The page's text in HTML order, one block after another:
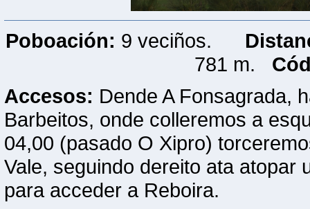
Poboación: 9 veciños.
781 m.
Accesos: Dende A Fonsagrada,
Barbeitos, onde colleremos a
04,00 (pasado O Xipro)
Vale, seguindo dereito ata atopar
para acceder a Reboira.